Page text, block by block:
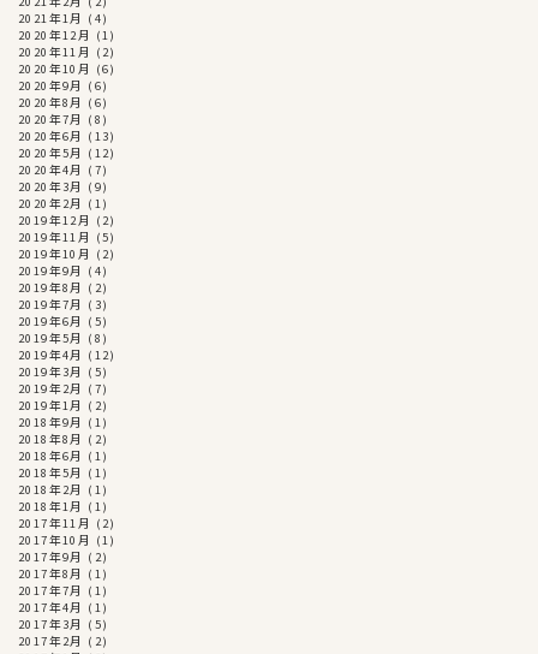
2021年1月 (4)
2020年12月 (1)
2020年11月 (2)
2020年10月 (6)
2020年9月 (6)
2020年8月 (6)
2020年7月 (8)
2020年6月 (13)
2020年5月 (12)
2020年4月 (7)
2020年3月 (9)
2020年2月 (1)
2019年12月 (2)
2019年11月 (5)
2019年10月 (2)
2019年9月 (4)
2019年8月 (2)
2019年7月 (3)
2019年6月 (5)
2019年5月 (8)
2019年4月 (12)
2019年3月 (5)
2019年2月 (7)
2019年1月 (2)
2018年9月 (1)
2018年8月 (2)
2018年6月 (1)
2018年5月 (1)
2018年2月 (1)
2018年1月 (1)
2017年11月 (2)
2017年10月 (1)
2017年9月 (2)
2017年8月 (1)
2017年7月 (1)
2017年4月 (1)
2017年3月 (5)
2017年2月 (2)